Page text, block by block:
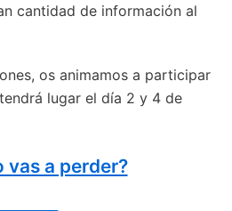
cantidad de información al
os animamos a participar
lugar el día 2 y 4 de
vas a perder?